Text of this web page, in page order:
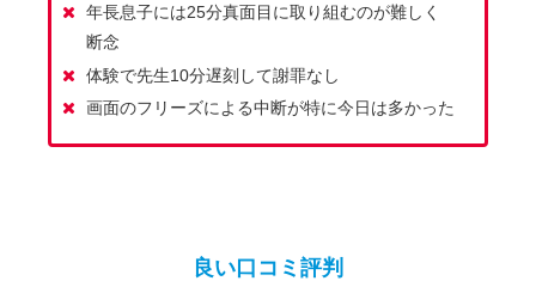
年長息子には25分真面目に取り組むのが難しく
断念
体験で先生10分遅刻して謝罪なし
画面のフリーズによる中断が特に今日は多かった
良い口コミ評判